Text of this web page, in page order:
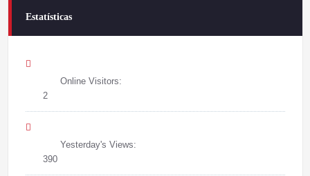
Estatísticas
Online Visitors:
2
Yesterday's Views:
390